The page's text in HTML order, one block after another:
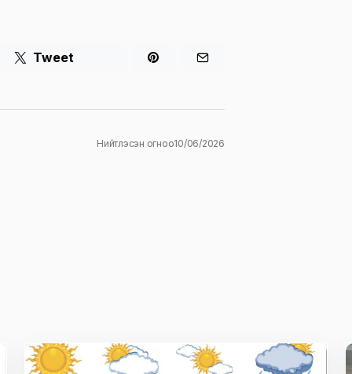
Tweet
Нийтлэсэн огноо10/06/2026
E-mail